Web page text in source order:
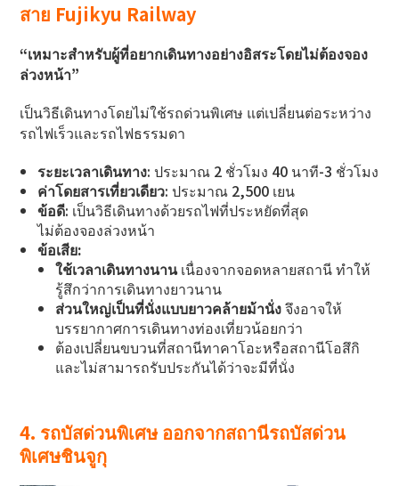
สาย Fujikyu Railway
“เหมาะสำหรับผู้ที่อยากเดินทางอย่างอิสระโดยไม่ต้องจอง
ล่วงหน้า”
เป็นวิธีเดินทางโดยไม่ใช้รถด่วนพิเศษ แต่เปลี่ยนต่อระหว่าง
รถไฟเร็วและรถไฟธรรมดา
ระยะเวลาเดินทาง: ประมาณ 2 ชั่วโมง 40 นาที-3 ชั่วโมง
ค่าโดยสารเที่ยวเดียว: ประมาณ 2,500 เยน
ข้อดี: เป็นวิธีเดินทางด้วยรถไฟที่ประหยัดที่สุด
ไม่ต้องจองล่วงหน้า
ข้อเสีย:
ใช้เวลาเดินทางนานเนื่องจากจอดหลายสถานี ทำให้
รู้สึกว่าการเดินทางยาวนาน
ส่วนใหญ่เป็นที่นั่งแบบยาวคล้ายม้านั่งจึงอาจให้
บรรยากาศการเดินทางท่องเที่ยวน้อยกว่า
ต้องเปลี่ยนขบวนที่สถานีทาคาโอะหรือสถานีโอสึกิ
และไม่สามารถรับประกันได้ว่าจะมีที่นั่ง
4. รถบัสด่วนพิเศษ ออกจากสถานีรถบัสด่วน
พิเศษชินจูกุ